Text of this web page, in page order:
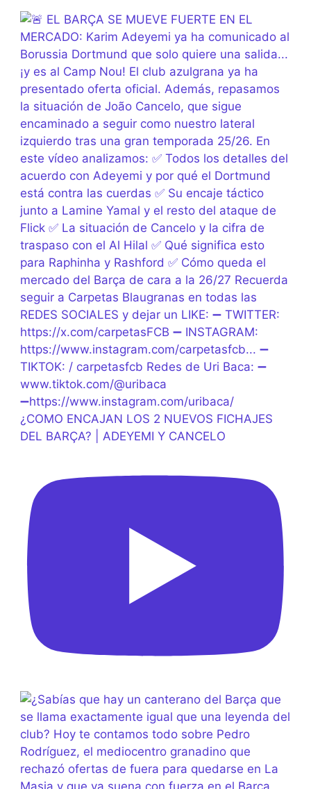
¿COMO ENCAJAN LOS 2 NUEVOS FICHAJES
DEL BARÇA? | ADEYEMI Y CANCELO